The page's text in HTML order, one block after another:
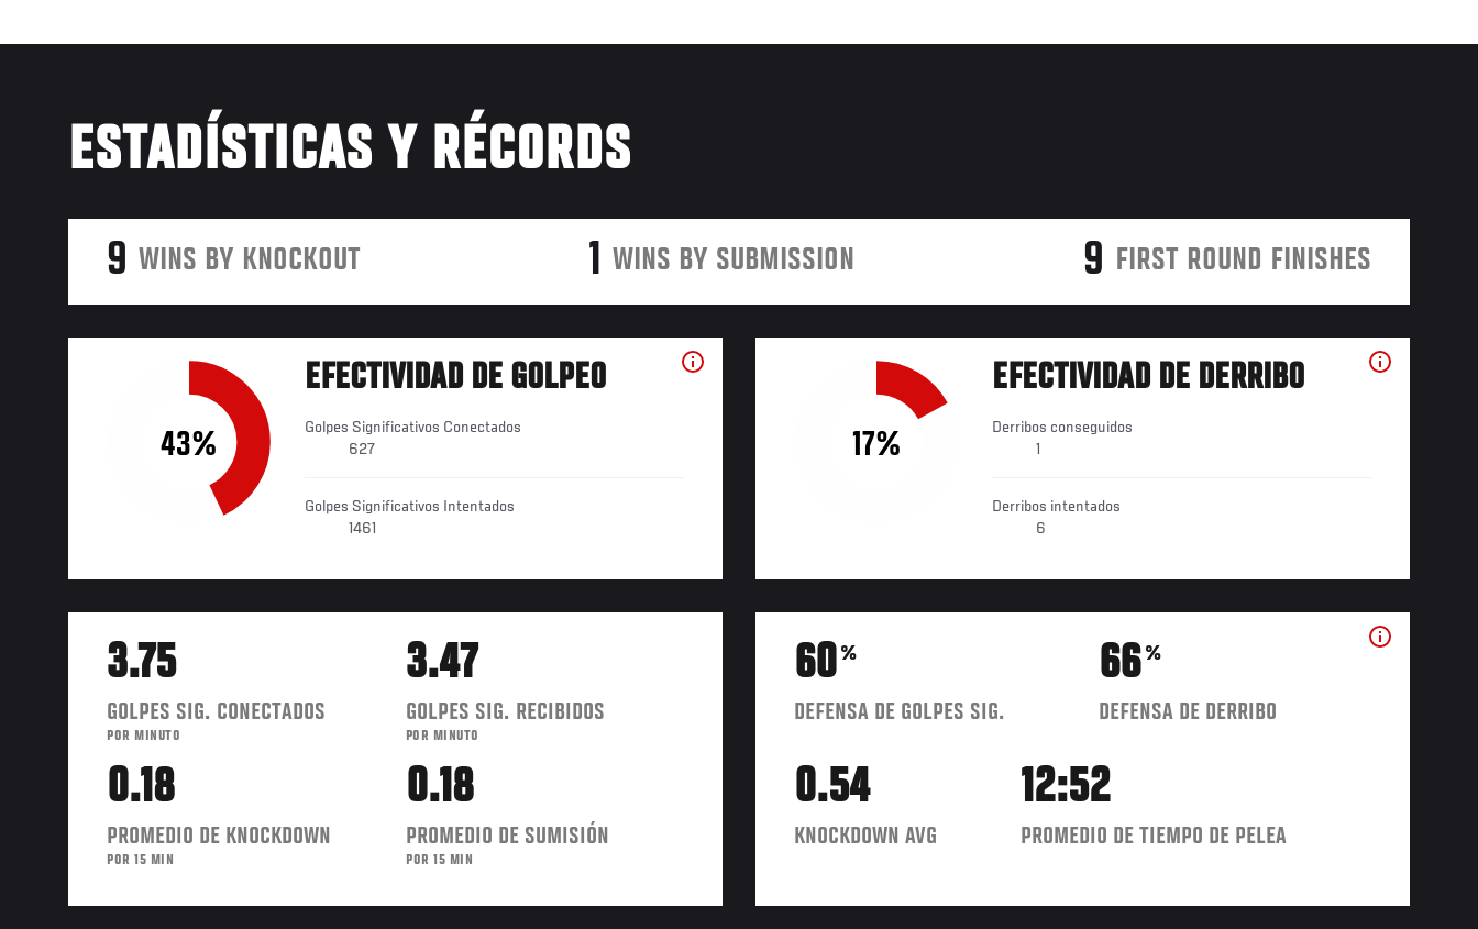
ESTADÍSTICAS Y RÉCORDS
9 WINS BY KNOCKOUT 1 WINS BY SUBMISSION 9 FIRST ROUND FINISHES
43%
EFECTIVIDAD DE GOLPEO
Golpes Significativos Conectados
627
Golpes Significativos Intentados
1461
17%
EFECTIVIDAD DE DERRIBO
Derribos conseguidos
1
Derribos intentados
6
3.75
GOLPES SIG. CONECTADOS
POR MINUTO
3.47
GOLPES SIG. RECIBIDOS
POR MINUTO
0.18
PROMEDIO DE KNOCKDOWN
POR 15 MIN
0.18
PROMEDIO DE SUMISIÓN
POR 15 MIN
60%
DEFENSA DE GOLPES SIG.
66 %
DEFENSA DE DERRIBO
0.54
KNOCKDOWN AVG
12:52
PROMEDIO DE TIEMPO DE PELEA